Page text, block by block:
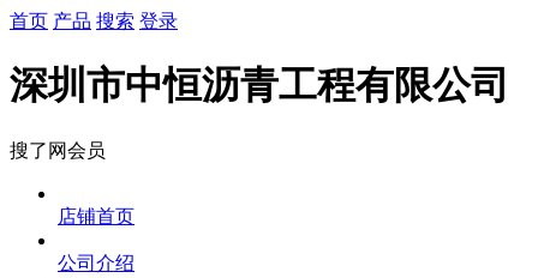
首页 产品 搜索 登录
深圳市中恒沥青工程有限公司
搜了网会员
店铺首页
公司介绍